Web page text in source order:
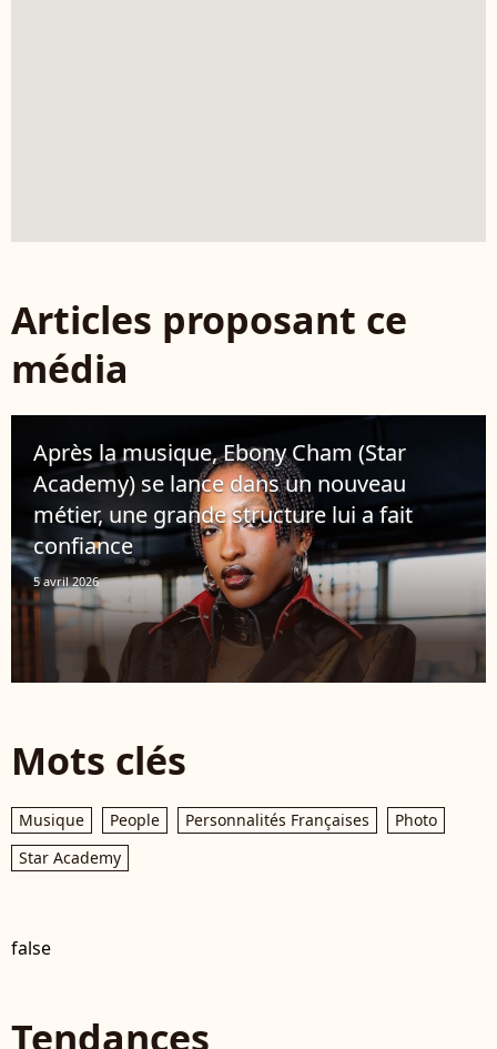
Articles proposant ce
média
Après la musique, Ebony Cham (Star
Academy) se lance dans un nouveau
métier, une grande structure lui a fait
confiance
5 avril 2026
Mots clés
Musique People Personnalités Françaises
Photo
Star Academy
false
Tendances